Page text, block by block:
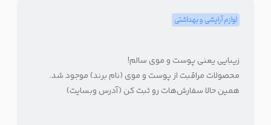
لوازم آرایشی و بهداشتی
زیبایی یعنی پوست و موی سالم!
محصولات مراقبت از پوست و موی (نام برند) موجود شد.
همین حالا سفارش‌هات رو ثبت کن (آدرس وبسایت)